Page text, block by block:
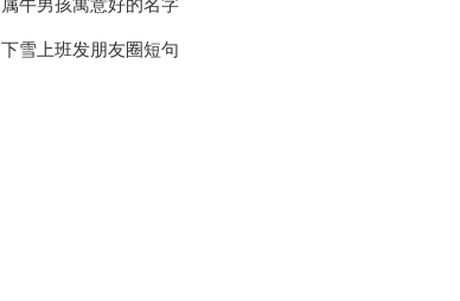
属牛男孩寓意好的名字
下雪上班发朋友圈短句